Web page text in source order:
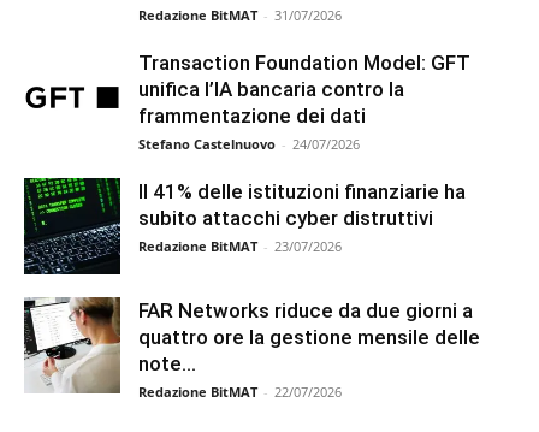
Redazione BitMAT - 31/07/2026
Transaction Foundation Model: GFT
unifica l’IA bancaria contro la
frammentazione dei dati
Stefano Castelnuovo - 24/07/2026
Il 41% delle istituzioni finanziarie ha
subito attacchi cyber distruttivi
Redazione BitMAT - 23/07/2026
FAR Networks riduce da due giorni a
quattro ore la gestione mensile delle
note...
Redazione BitMAT - 22/07/2026